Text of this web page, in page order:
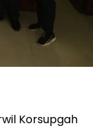
Korsupgah